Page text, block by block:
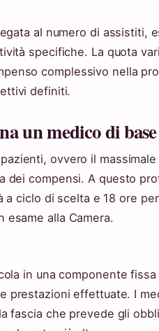
al numero di assistiti,
specifiche. La quota
complessivo nella
definiti.
un medico di
ovvero il
dei compensi. A questo
a ciclo di scelta e 18 ore
esame alla Camera.
in una componente
prestazioni effettuate. I
fascia che prevede gli